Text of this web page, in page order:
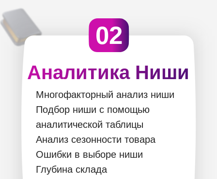
02
Аналитика Ниши
Многофакторный анализ ниши
Подбор ниши с помощью
аналитической таблицы
Анализ сезонности товара
Ошибки в выборе ниши
Глубина склада